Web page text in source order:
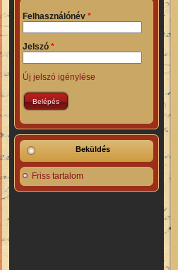
Felhasználónév *
Jelszó *
Új jelszó igénylése
Beküldés
Friss tartalom